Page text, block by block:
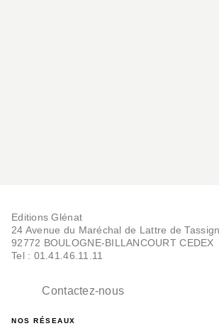
Editions Glénat
24 Avenue du Maréchal de Lattre de
92772 BOULOGNE-BILLANCOURT CEDEX
Tel : 01.41.46.11.11
Contactez-nous
NOS RÉSEAUX